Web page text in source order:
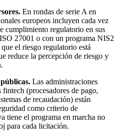
En rondas de serie A en
europeos incluyen cada vez
cumplimiento regulatorio en sus
27001 o con un programa NIS2
el riesgo regulatorio está
reduce la percepción de riesgo y
Las administraciones
(procesadores de pago,
de recaudación) están
como criterio de
tiene el programa en marcha no
para cada licitación.